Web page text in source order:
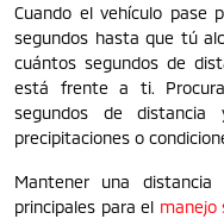
Cuando el vehículo pase
segundos hasta que tú
cuántos segundos de
está frente a ti.
segundos de
precipitaciones o
Mantener una
principales para el manejo